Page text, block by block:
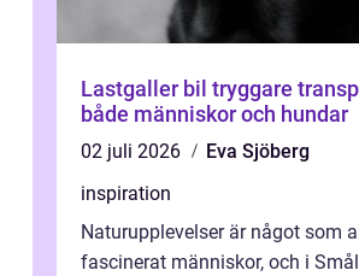
Lastgaller bil tryggare transport för
både människor och hundar
02 juli 2026
Eva Sjöberg
inspiration
Naturupplevelser är något som
fascinerat människor, och i